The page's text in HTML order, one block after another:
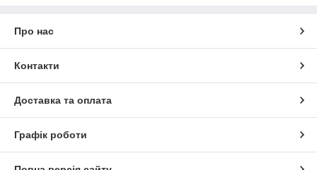
Про нас
Контакти
Доставка та оплата
Графік роботи